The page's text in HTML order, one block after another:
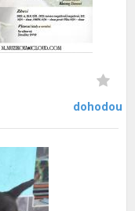
dohodou